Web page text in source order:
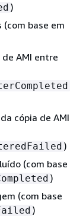
)
(com base em
AMI entre
cópia de AMI
)
(com base
)
(com base
)